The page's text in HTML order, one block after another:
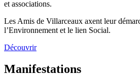
et associations.
Les Amis de Villarceaux axent leur
l’Environnement et le lien Social.
Découvrir
Manifestations